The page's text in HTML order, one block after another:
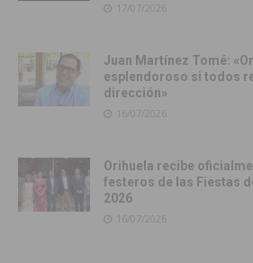
17/07/2026
Juan Martínez Tomé:
esplendoroso si todos
dirección»
16/07/2026
Orihuela recibe
festeros de las Fiestas
2026
16/07/2026